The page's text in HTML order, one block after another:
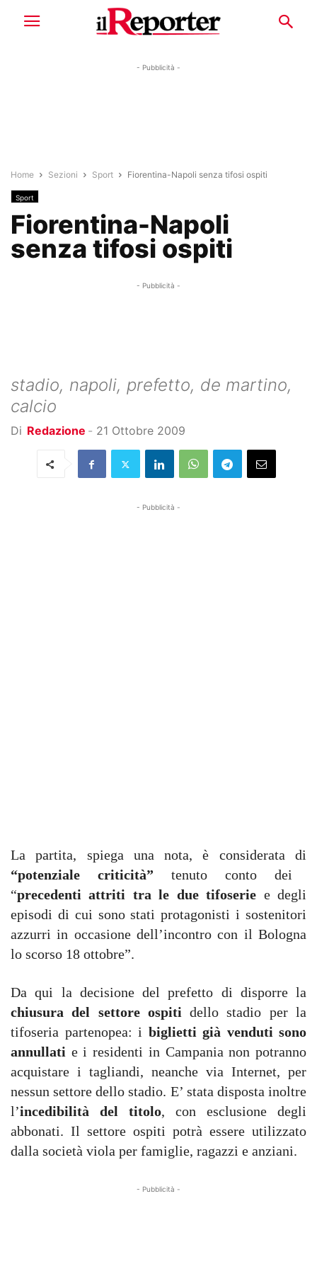
- Pubblicità -
Home Sezioni Sport Fiorentina-Napoli senza tifosi ospiti
Sport
Fiorentina-Napoli
senza tifosi ospiti
- Pubblicità -
stadio, napoli, prefetto, de martino,
calcio
Di Redazione - 21 Ottobre 2009
- Pubblicità -
La partita, spiega una nota, è considerata di
“potenziale criticità” tenuto conto dei
“precedenti attriti tra le due tifoserie e degli
episodi di cui sono stati protagonisti i sostenitori
azzurri in occasione dell’incontro con il Bologna
lo scorso 18 ottobre”.
Da qui la decisione del prefetto di disporre la
chiusura del settore ospiti dello stadio per la
tifoseria partenopea: i biglietti già venduti sono
annullati e i residenti in Campania non potranno
acquistare i tagliandi, neanche via Internet, per
nessun settore dello stadio. E’ stata disposta inoltre
l’incedibilità del titolo, con esclusione degli
abbonati. Il settore ospiti potrà essere utilizzato
dalla società viola per famiglie, ragazzi e anziani.
- Pubblicità -